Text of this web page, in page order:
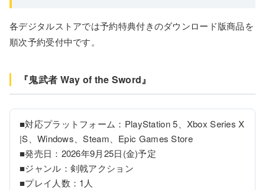
各デジタルストアでは予約特典付きのダウンロード版商品を
順次予約受付中です。
『鬼武者 Way of the Sword』
■対応プラットフォーム：PlayStation 5、Xbox Series X
|S、Windows、Steam、Epic Games Store
■発売日：2026年9月25日(金)予定
■ジャンル：剣戟アクション
■プレイ人数：1人